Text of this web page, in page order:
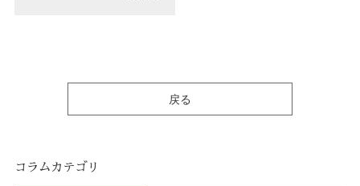
戻る
コラムカテゴリ